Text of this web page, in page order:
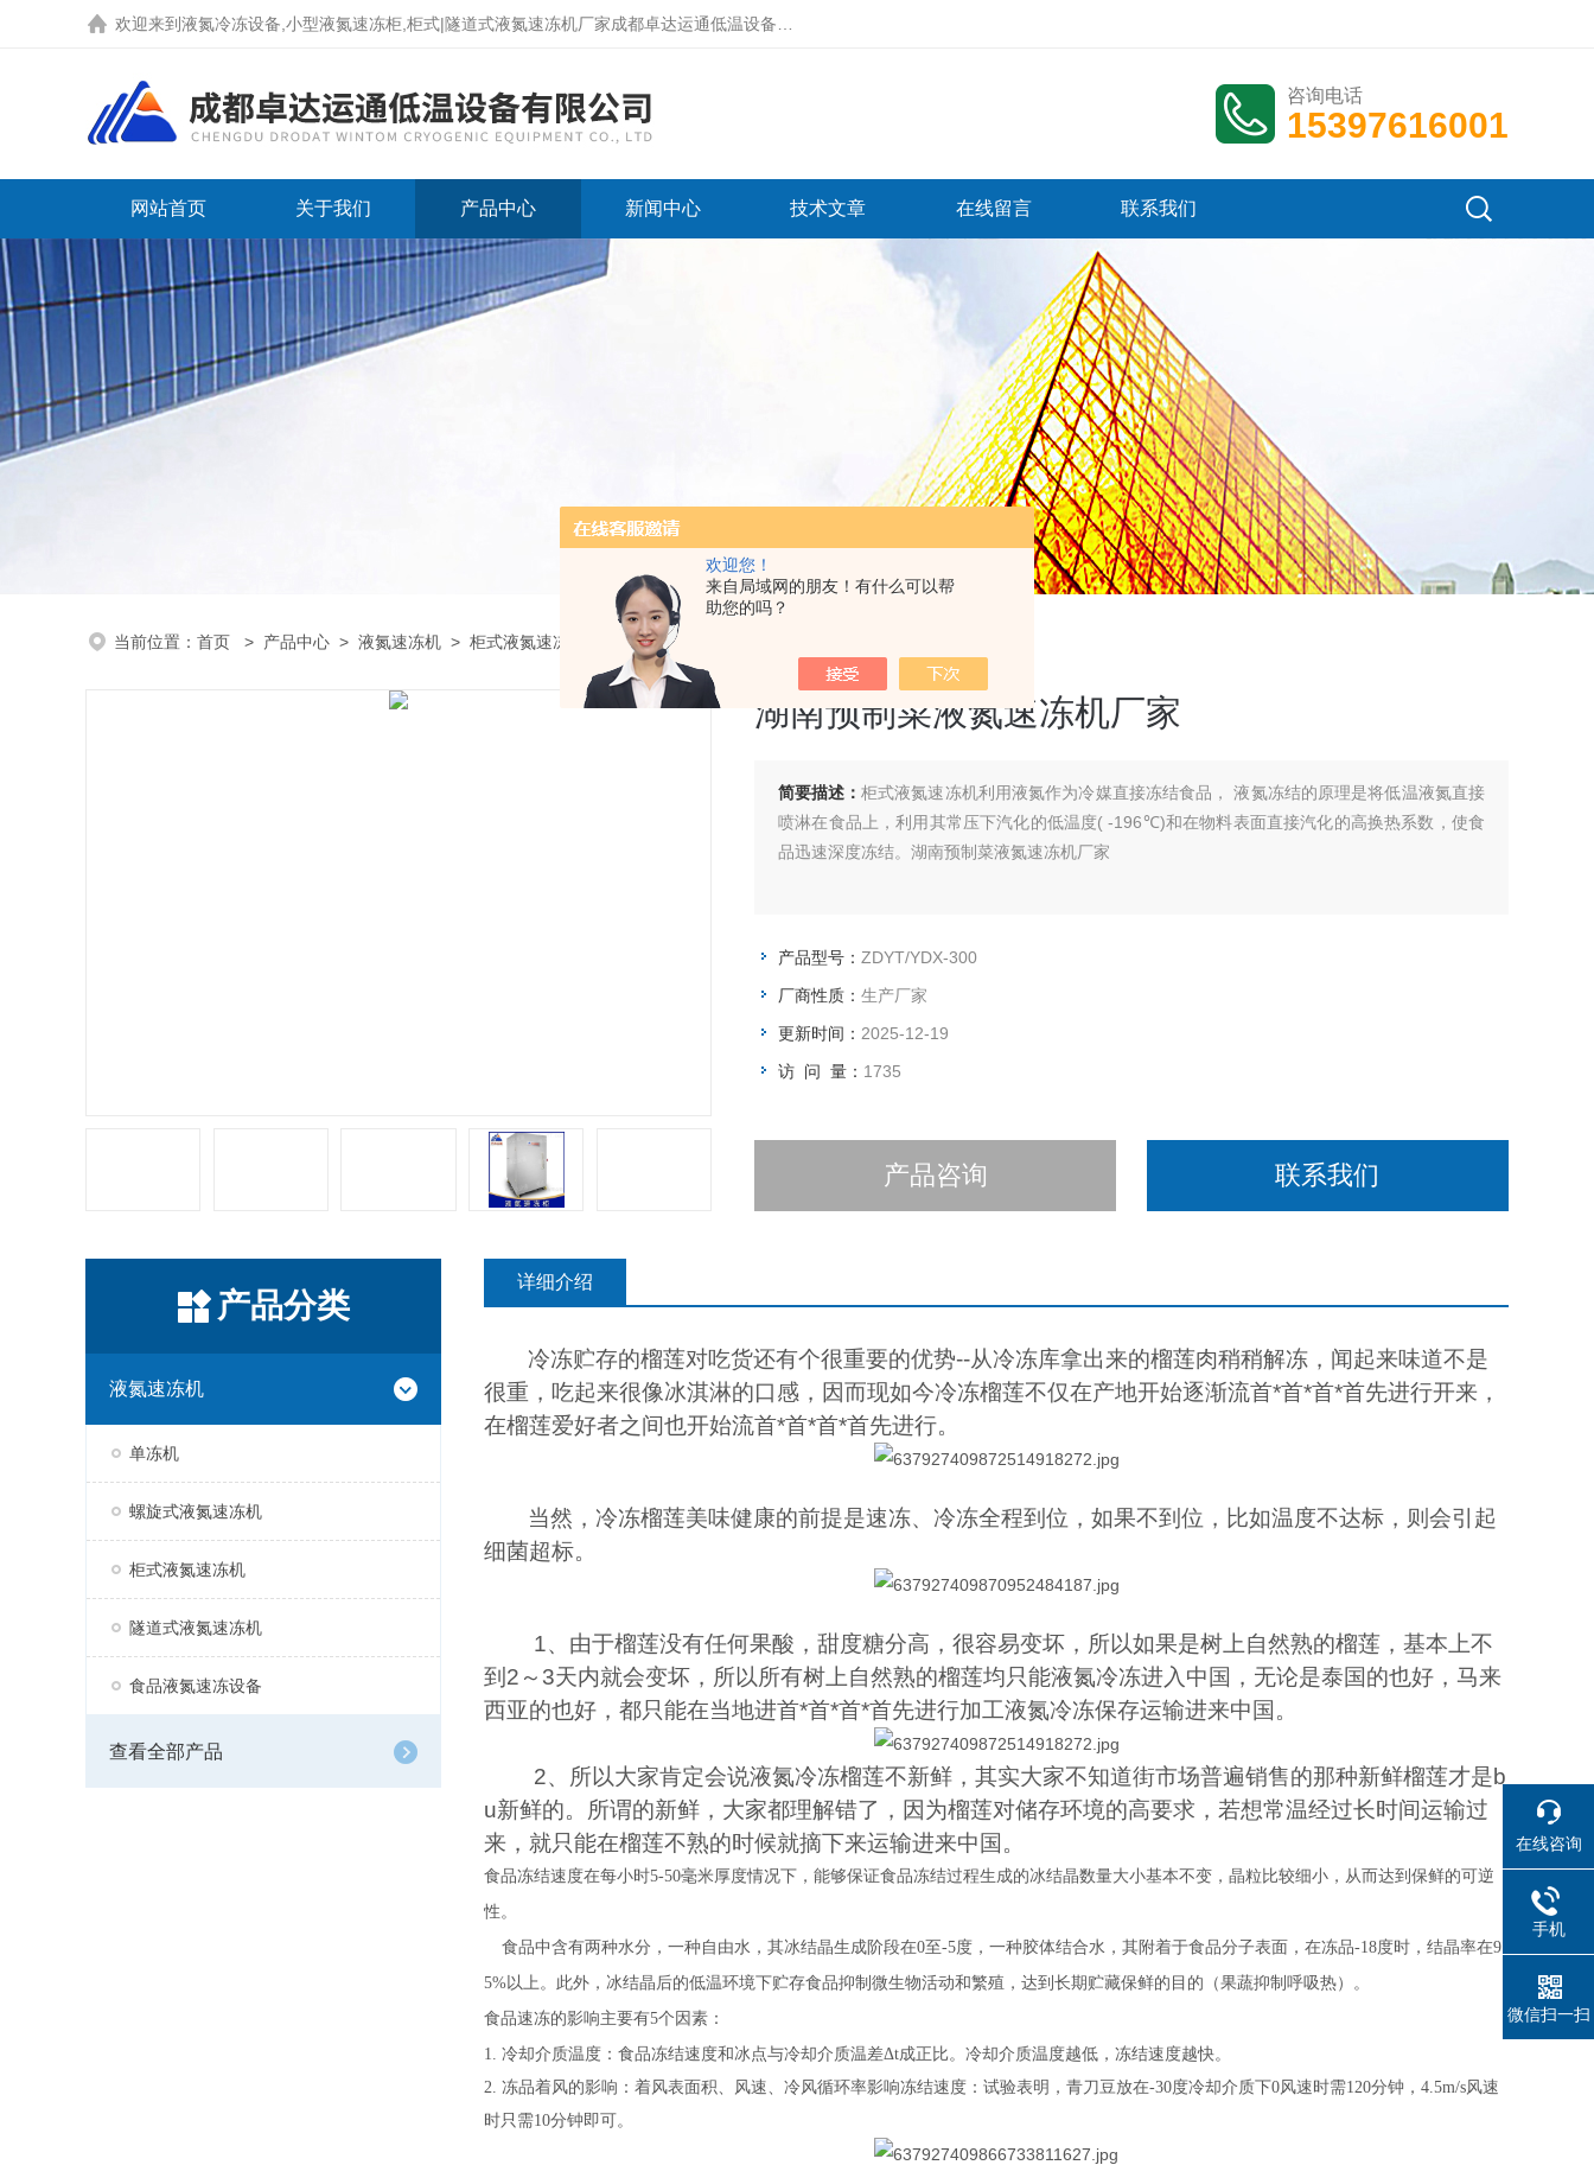
欢迎您！
来自局域网的朋友！有什么可以帮
助您的吗？
欢迎来到液氮冷冻设备,小型液氮速冻柜,柜式|隧道式液氮速冻机厂家成都卓达运通低温设备有限公司网站！
咨询电话
15397616001
网站首页 关于我们 产品中心 新闻中心 技术文章 在线留言 联系我们
当前位置： 首页 > 产品中心 > 液氮速冻机 > 柜式液氮速冻机 > ZDYT/YDX-300湖南预制菜液氮速冻机厂家
湖南预制菜液氮速冻机厂家
简要描述： 柜式液氮速冻机利用液氮作为冷媒直接冻结食品， 液氮冻结的原理是将低温液氮直接
喷淋在食品上，利用其常压下汽化的低温度( -196℃)和在物料表面直接汽化的高换热系数，使食
品迅速深度冻结。湖南预制菜液氮速冻机厂家
产品型号： ZDYT/YDX-300
厂商性质： 生产厂家
更新时间： 2025-12-19
访 问 量： 1735
产品咨询 联系我们
产品分类
液氮速冻机
单冻机
螺旋式液氮速冻机
柜式液氮速冻机
隧道式液氮速冻机
食品液氮速冻设备
查看全部产品
详细介绍
冷冻贮存的榴莲对吃货还有个很重要的优势--从冷冻库拿出来的榴莲肉稍稍解冻，闻起来味道不是
很重，吃起来很像冰淇淋的口感，因而现如今冷冻榴莲不仅在产地开始逐渐流首*首*首*首先进行开来，
在榴莲爱好者之间也开始流首*首*首*首先进行。
当然，冷冻榴莲美味健康的前提是速冻、冷冻全程到位，如果不到位，比如温度不达标，则会引起
细菌超标。
1、由于榴莲没有任何果酸，甜度糖分高，很容易变坏，所以如果是树上自然熟的榴莲，基本上不
到2～3天内就会变坏，所以所有树上自然熟的榴莲均只能液氮冷冻进入中国，无论是泰国的也好，马来
西亚的也好，都只能在当地进首*首*首*首先进行加工液氮冷冻保存运输进来中国。
2、所以大家肯定会说液氮冷冻榴莲不新鲜，其实大家不知道街市场普遍销售的那种新鲜榴莲才是b
u新鲜的。所谓的新鲜，大家都理解错了，因为榴莲对储存环境的高要求，若想常温经过长时间运输过
来，就只能在榴莲不熟的时候就摘下来运输进来中国。
食品冻结速度在每小时5-50毫米厚度情况下，能够保证食品冻结过程生成的冰结晶数量大小基本不变，晶粒比较细小，从而达到保鲜的可逆
性。
食品中含有两种水分，一种自由水，其冰结晶生成阶段在0至-5度，一种胶体结合水，其附着于食品分子表面，在冻品-18度时，结晶率在9
5%以上。此外，冰结晶后的低温环境下贮存食品抑制微生物活动和繁殖，达到长期贮藏保鲜的目的（果蔬抑制呼吸热）。
食品速冻的影响主要有5个因素：
1. 冷却介质温度：食品冻结速度和冰点与冷却介质温差Δt成正比。冷却介质温度越低，冻结速度越快。
2. 冻品着风的影响：着风表面积、风速、冷风循环率影响冻结速度：试验表明，青刀豆放在-30度冷却介质下0风速时需120分钟，4.5m/s风速
时只需10分钟即可。
在线咨询
手机
微信扫一扫